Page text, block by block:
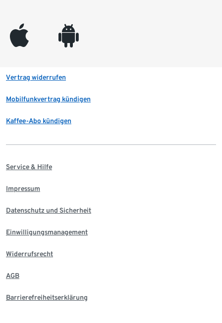
appleinc android
Vertrag widerrufen
Mobilfunkvertrag kündigen
Kaffee-Abo kündigen
Service & Hilfe
Impressum
Datenschutz und Sicherheit
Einwilligungsmanagement
Widerrufsrecht
AGB
Barrierefreiheitserklärung